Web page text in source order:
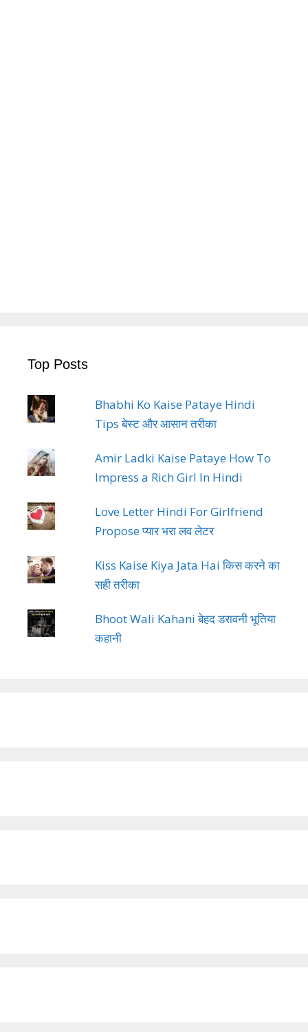
Top Posts
Bhabhi Ko Kaise Pataye Hindi
Tips बेस्ट और आसान तरीका
Amir Ladki Kaise Pataye How To
Impress a Rich Girl In Hindi
Love Letter Hindi For Girlfriend
Propose प्यार भरा लव लेटर
Kiss Kaise Kiya Jata Hai किस करने का
सही तरीका
Bhoot Wali Kahani बेहद डरावनी भूतिया
कहानी